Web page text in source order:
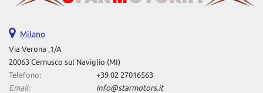
Milano
Via Verona ,1/A
20063 Cernusco sul Naviglio (MI)
Telefono:
+39 02 27016563
Email:
info@starmotors.it